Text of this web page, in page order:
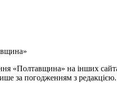
«Полтавщина» на інших
за погодженням з редакцією.